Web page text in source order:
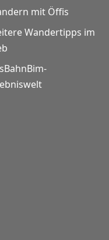
mit Öffis
Wandertipps im